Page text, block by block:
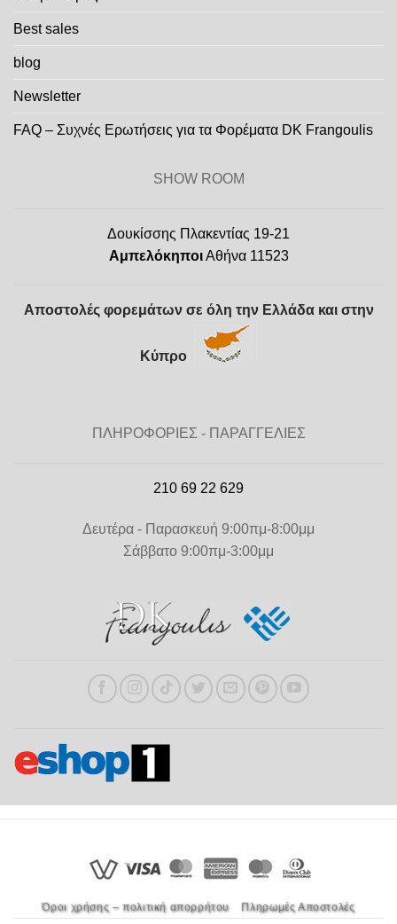
Best sales
blog
Newsletter
FAQ – Συχνές Ερωτήσεις για τα Φορέματα DK Frangoulis
SHOW ROOM
Δουκίσσης Πλακεντίας 19-21
ΑμπελόκηποιΑθήνα 11523
Αποστολές φορεμάτων σε όλη την Ελλάδα και στην
Κύπρο
ΠΛΗΡΟΦΟΡΙΕΣ - ΠΑΡΑΓΓΕΛΙΕΣ
210 69 22 629
Δευτέρα - Παρασκευή 9:00πμ-8:00μμ
Σάββατο 9:00πμ-3:00μμ
Όροι χρήσης – πολιτική απορρήτου Πληρωμές Αποστολές